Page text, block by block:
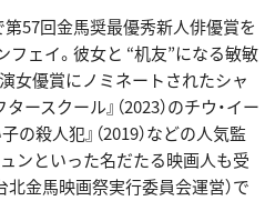
第57回金馬奨最優秀新人俳優賞を
フェイ。彼女と “机友”になる敏敏
演女優賞にノミネートされたシャ
ースクール』（2023）のチウ・イー
の殺人犯』（2019）などの人気監
ュンといった名だたる映画人も受
北金馬映画祭実行委員会運営）で